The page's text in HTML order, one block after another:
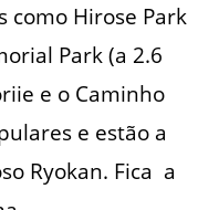
como Hirose Park
Park (a 2.6
e o Caminho
e estão a
Ryokan. Fica a